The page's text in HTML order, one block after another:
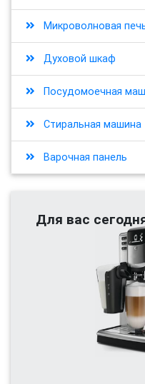
Микроволновая
Духовой шкаф
Посудомоечная
Стиральная машина
Варочная панель
Для вас